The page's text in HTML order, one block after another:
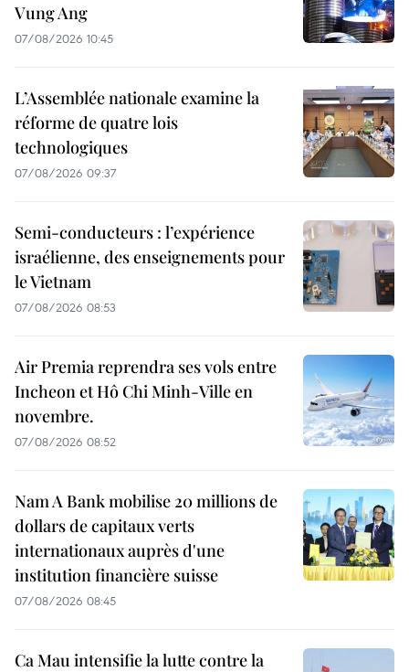
Vung Ang
07/08/2026 10:45
L’Assemblée nationale examine la
réforme de quatre lois
technologiques
07/08/2026 09:37
Semi-conducteurs : l’expérience
israélienne, des enseignements pour
le Vietnam
07/08/2026 08:53
Air Premia reprendra ses vols entre
Incheon et Hô Chi Minh-Ville en
novembre.
07/08/2026 08:52
Nam A Bank mobilise 20 millions de
dollars de capitaux verts
internationaux auprès d'une
institution financière suisse
07/08/2026 08:45
Ca Mau intensifie la lutte contre la